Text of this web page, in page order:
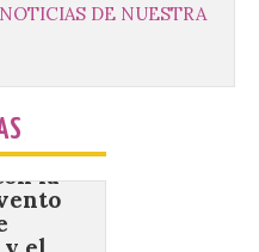
NOTICIAS DE NUESTRA
la
y el